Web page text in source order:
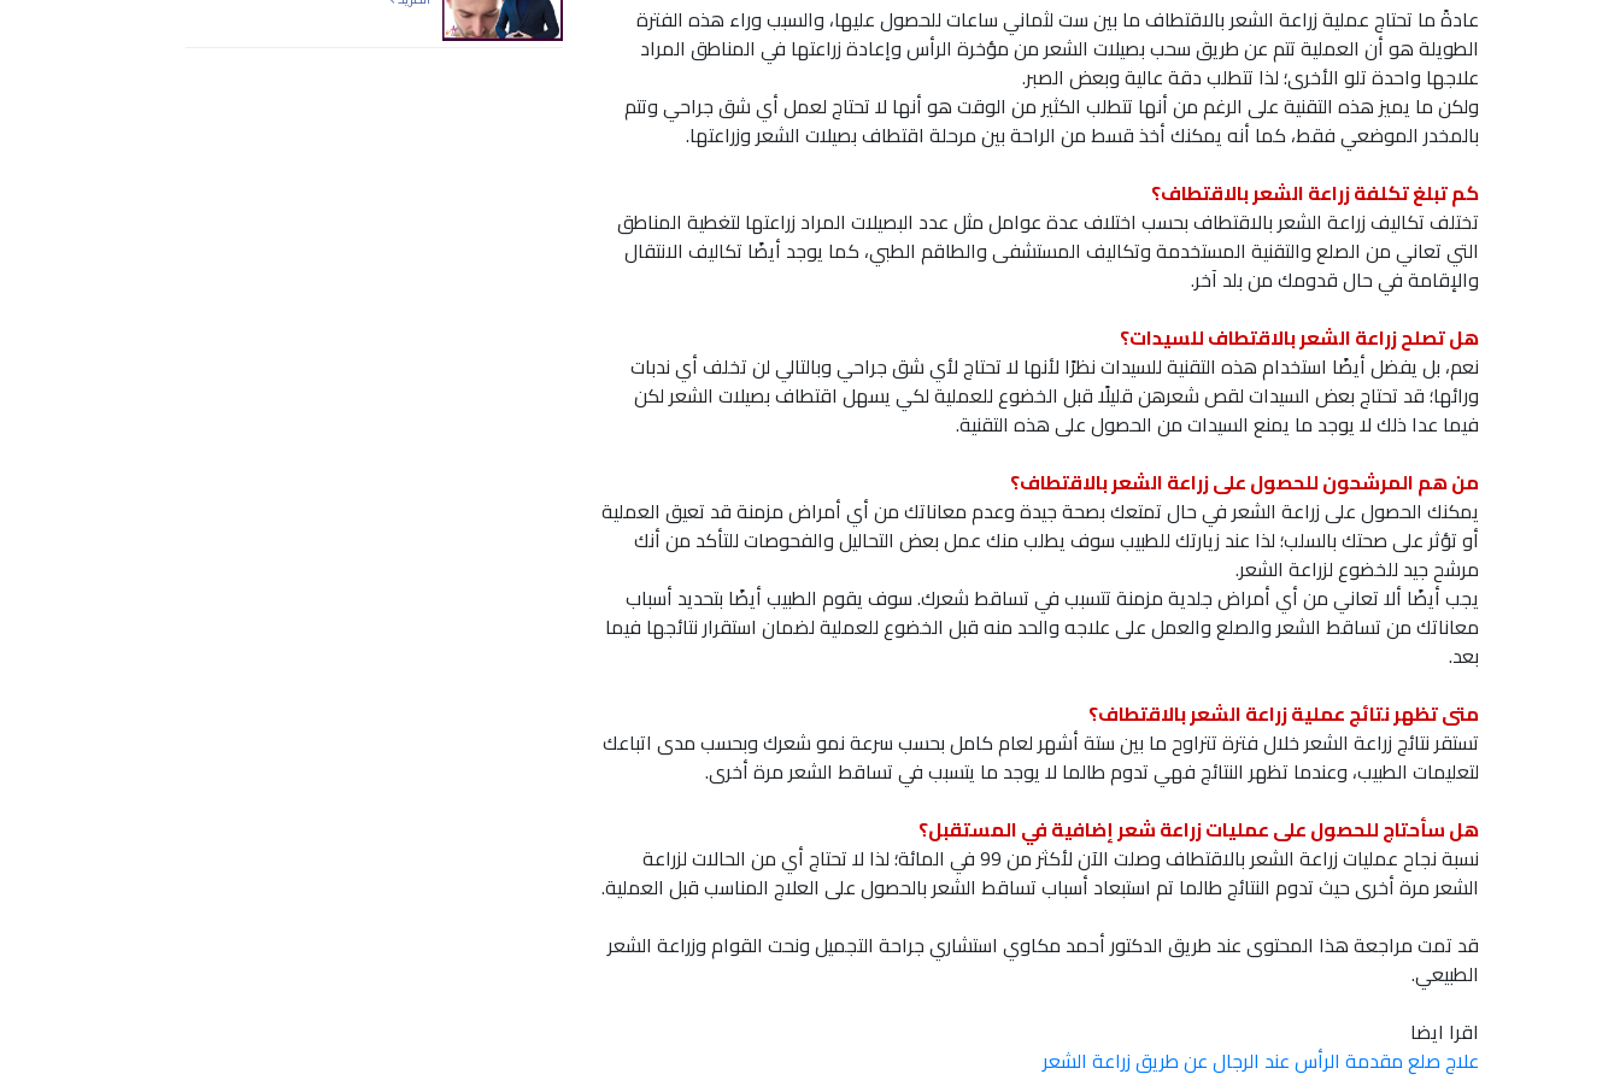
عادةً ما تحتاج عملية زراعة الشعر بالاقتطاف ما بين ست لثماني ساعات للحصول عليها، والسبب وراء هذه الفترة
الطويلة هو أن العملية تتم عن طريق سحب بصيلات الشعر من مؤخرة الرأس وإعادة زراعتها في المناطق المراد
علاجها واحدة تلو الأخرى؛ لذا تتطلب دقة عالية وبعض الصبر.
ولكن ما يميز هذه التقنية على الرغم من أنها تتطلب الكثير من الوقت هو أنها لا تحتاج لعمل أي شق جراحي وتتم
بالمخدر الموضعي فقط، كما أنه يمكنك أخذ قسط من الراحة بين مرحلة اقتطاف بصيلات الشعر وزراعتها.
كم تبلغ تكلفة زراعة الشعر بالاقتطاف؟
تختلف تكاليف زراعة الشعر بالاقتطاف بحسب اختلاف عدة عوامل مثل عدد البصيلات المراد زراعتها لتغطية المناطق
التي تعاني من الصلع والتقنية المستخدمة وتكاليف المستشفى والطاقم الطبي، كما يوجد أيضًا تكاليف الانتقال
والإقامة في حال قدومك من بلد آخر.
هل تصلح زراعة الشعر بالاقتطاف للسيدات؟
نعم، بل يفضل أيضًا استخدام هذه التقنية للسيدات نظرًا لأنها لا تحتاج لأي شق جراحي وبالتالي لن تخلف أي ندبات
ورائها؛ قد تحتاج بعض السيدات لقص شعرهن قليلًا قبل الخضوع للعملية لكي يسهل اقتطاف بصيلات الشعر لكن
فيما عدا ذلك لا يوجد ما يمنع السيدات من الحصول على هذه التقنية.
من هم المرشحون للحصول على زراعة الشعر بالاقتطاف؟
يمكنك الحصول على زراعة الشعر في حال تمتعك بصحة جيدة وعدم معاناتك من أي أمراض مزمنة قد تعيق العملية
أو تؤثر على صحتك بالسلب؛ لذا عند زيارتك للطبيب سوف يطلب منك عمل بعض التحاليل والفحوصات للتأكد من أنك
مرشح جيد للخضوع لزراعة الشعر.
يجب أيضًا ألا تعاني من أي أمراض جلدية مزمنة تتسبب في تساقط شعرك. سوف يقوم الطبيب أيضًا بتحديد أسباب
معاناتك من تساقط الشعر والصلع والعمل على علاجه والحد منه قبل الخضوع للعملية لضمان استقرار نتائجها فيما
بعد.
متى تظهر نتائج عملية زراعة الشعر بالاقتطاف؟
تستقر نتائج زراعة الشعر خلال فترة تتراوح ما بين ستة أشهر لعام كامل بحسب سرعة نمو شعرك وبحسب مدى اتباعك
لتعليمات الطبيب، وعندما تظهر النتائج فهي تدوم طالما لا يوجد ما يتسبب في تساقط الشعر مرة أخرى.
هل سأحتاج للحصول على عمليات زراعة شعر إضافية في المستقبل؟
نسبة نجاح عمليات زراعة الشعر بالاقتطاف وصلت الآن لأكثر من 99 في المائة؛ لذا لا تحتاج أي من الحالات لزراعة
الشعر مرة أخرى حيث تدوم النتائج طالما تم استبعاد أسباب تساقط الشعر بالحصول على العلاج المناسب قبل العملية.
قد تمت مراجعة هذا المحتوى عند طريق الدكتور أحمد مكاوي استشاري جراحة التجميل ونحت القوام وزراعة الشعر
الطبيعي.
اقرا ايضا
علاج صلع مقدمة الرأس عند الرجال عن طريق زراعة الشعر